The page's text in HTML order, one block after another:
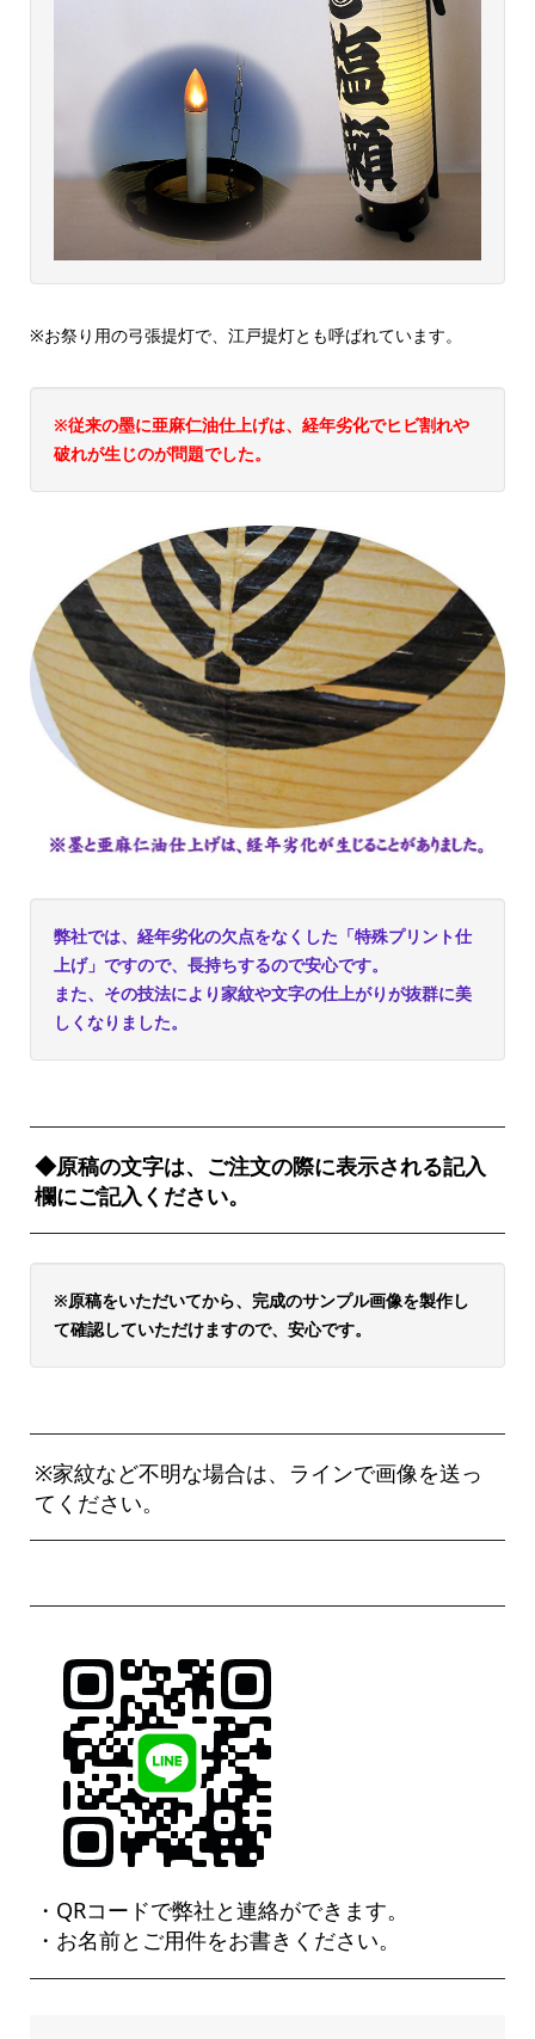
※お祭り用の弓張提灯で、江戸提灯とも呼ばれています。
※従来の墨に亜麻仁油仕上げは、経年劣化でヒビ割れや
破れが生じのが問題でした。
弊社では、経年劣化の欠点をなくした「特殊プリント仕
上げ」ですので、長持ちするので安心です。
また、その技法により家紋や文字の仕上がりが抜群に美
しくなりました。
◆原稿の文字は、ご注文の際に表示される記入
欄にご記入ください。
※原稿をいただいてから、完成のサンプル画像を製作し
て確認していただけますので、安心です。
※家紋など不明な場合は、ラインで画像を送っ
てください。
・QRコードで弊社と連絡ができます。
・お名前とご用件をお書きください。